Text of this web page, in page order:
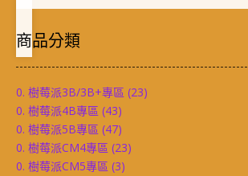
商品分類
0. 樹莓派3B/3B+專區 (23)
0. 樹莓派4B專區 (43)
0. 樹莓派5B專區 (47)
0. 樹莓派CM4專區 (23)
0. 樹莓派CM5專區 (3)